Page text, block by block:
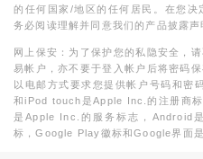
的任何国家/地区的任何居民。在您决
务必阅读理解并同意我们的产品披露声
网上保安：为了保护您的私隐安全，
易帐户，亦不要于登入帐户后将密码
以电邮方式要求您提供帐户号码和密
和iPod touch是Apple Inc.的注册商
是Apple Inc.的服务标志，Android
标，Google Play徽标和Google界面